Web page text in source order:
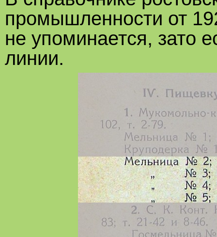
промышленности от
не упоминается, зато
линии.